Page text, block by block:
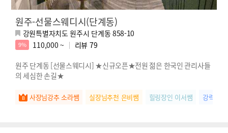
원주-선물스웨디시(단계동)
강원특별자치도 원주시 단계동 858-10
9% 110,000 ~ 리뷰 79
원주 단계동 [선물스웨디시] ★신규오픈★전원 젊은 한국인 관리사들
의 세심한 손길★
사장님강추 소라쌤 실장님추천 은비쌤 힐링장인 이서쌤 강력추